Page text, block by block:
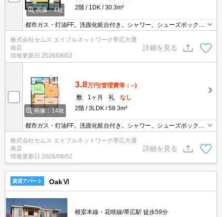
画像：4枚
2階
1DK 30.3m²
都市ガス・灯油FF。洗面化粧台付き。シャワー。シューズボック
ス・90Lタンク・収納・洋室・コンロガス・駐車場共同
株式会社セムス エイブルネットワーク帯広大通
南店
情報更新日 2026/08/02
詳細を見る
画像：14枚
3.8万円(管理費等：--)
敷
1ヶ月 礼
なし
2階
3LDK 58.3m²
都市ガス・灯油FF。洗面化粧台付き。シャワー。シューズボック
ス・温水洗浄便座・90Lタンク・収納・和室・洋室・コンロガス
株式会社セムス エイブルネットワーク帯広大通
南店
情報更新日 2026/08/02
詳細を見る
賃貸アパート OakⅥ
根室本線・花咲線/帯広駅 徒歩59分